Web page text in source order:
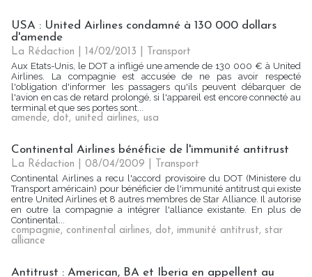
USA : United Airlines condamné à 130 000 dollars
d'amende
La Rédaction | 14/02/2013
Transport
Aux Etats-Unis, le DOT a infligé une amende de 130 000 € à United
Airlines. La compagnie est accusée de ne pas avoir respecté
l'obligation d'informer les passagers qu'ils peuvent débarquer de
l'avion en cas de retard prolongé, si l'appareil est encore connecté au
terminal et que ses portes sont...
amende, dot, united airlines, usa
Continental Airlines bénéficie de l'immunité antitrust
La Rédaction | 08/04/2009
Transport
Continental Airlines a recu l'accord provisoire du DOT (Ministere du
Transport américain) pour bénéficier de l'immunité antitrust qui existe
entre United Airlines et 8 autres membres de Star Alliance. Il autorise
en outre la compagnie a intégrer l'alliance existante. En plus de
Continental...
compagnie, continental airlines, dot, immunité antitrust, star
alliance
Antitrust : American, BA et Iberia en appellent au